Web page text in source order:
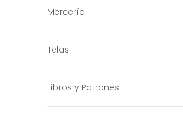
Mercería
Telas
Libros y Patrones